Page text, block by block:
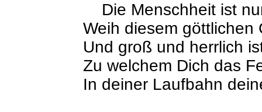
Die Menschheit ist
Weih diesem göttlichen
Und groß und herrlich
Zu welchem Dich das
In deiner Laufbahn